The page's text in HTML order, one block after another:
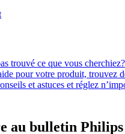
trouvé ce que vous cherchiez?
pour votre produit, trouvez
et astuces et réglez
au bulletin